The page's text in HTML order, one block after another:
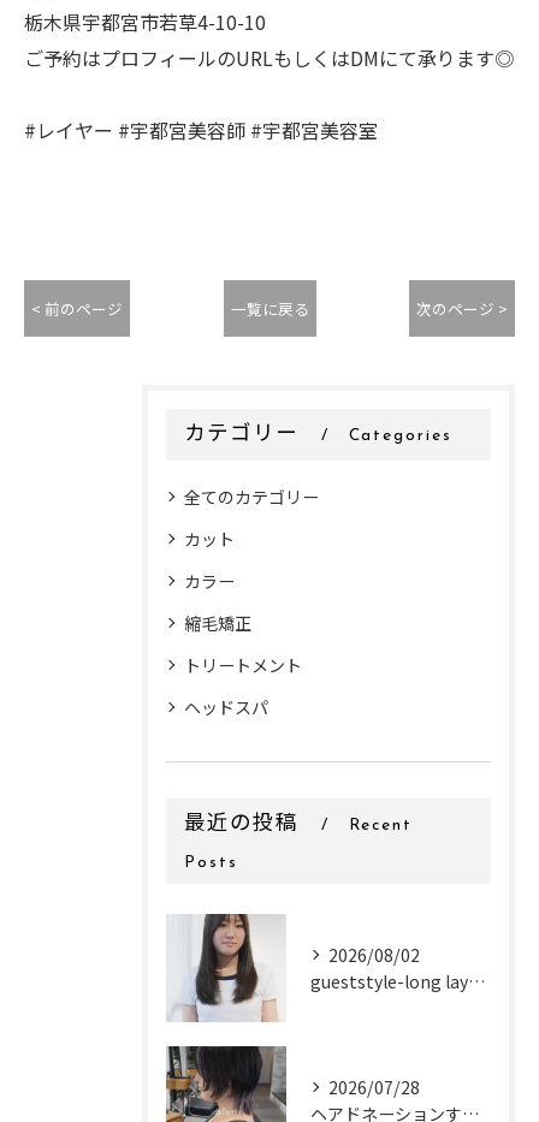
栃木県宇都宮市若草4-10-10
ご予約はプロフィールのURLもしくはDMにて承ります◎
#レイヤー #宇都宮美容師 #宇都宮美容室
< 前のページ 一覧に戻る 次のページ >
カテゴリー Categories
全てのカテゴリー
カット
カラー
縮毛矯正
トリートメント
ヘッドスパ
最近の投稿 Recent
Posts
2026/08/02
gueststyle-long layer-
2026/07/28
ヘアドネーションするお客様✂